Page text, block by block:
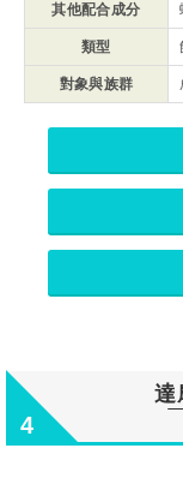
其他配合成分
類型
對象與族群
4
達